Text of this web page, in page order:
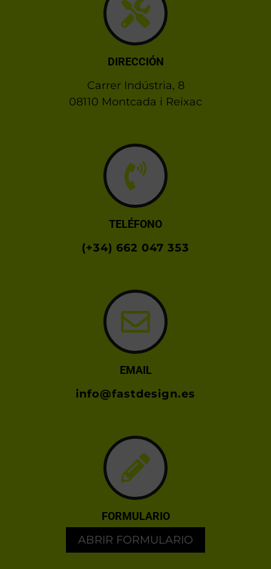
DIRECCIÓN
Carrer Indústria, 8
08110 Montcada i Reixac
TELÉFONO
(+34) 662 047 353
EMAIL
info@fastdesign.es
FORMULARIO
ABRIR FORMULARIO